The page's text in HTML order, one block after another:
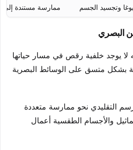
وتجسيد الجسم ممارسة مستندة إلى
البصري
لا يوجد خلفية رقص في مسار حياتها
بشكل متسق على الوسائط البصرية
التقليدي نحو ممارسة متعددة
والأجسام الطقسية أعمال